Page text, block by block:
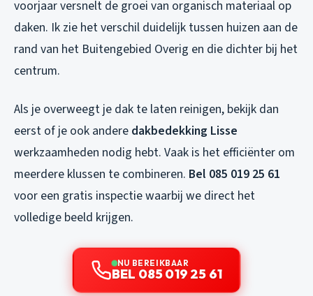
voorjaar versnelt de groei van organisch materiaal op
daken. Ik zie het verschil duidelijk tussen huizen aan de
rand van het Buitengebied Overig en die dichter bij het
centrum.
Als je overweegt je dak te laten reinigen, bekijk dan
eerst of je ook andere dakbedekking Lisse
werkzaamheden nodig hebt. Vaak is het efficiënter om
meerdere klussen te combineren. Bel 085 019 25 61
voor een gratis inspectie waarbij we direct het
volledige beeld krijgen.
NU BEREIKBAAR
BEL 085 019 25 61